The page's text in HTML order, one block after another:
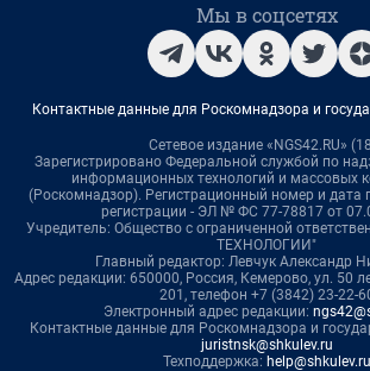
Мы в соцсетях
Контактные данные для Роскомнадзора и
Сетевое издание «NGS42.RU»
Зарегистрировано Федеральной службой по
информационных технологий и массовых
(Роскомнадзор). Регистрационный номер и дата
регистрации - ЭЛ № ФС 77-78817 от
Учредитель: Общество с ограниченной
ТЕХНОЛОГИИ"
Главный редактор: Левчук Александр
Адрес редакции: 650000, Россия, Кемерово, ул. 50
201, телефон +7 (3842) 23-22-
Электронный адрес редакции:
Контактные данные для Роскомнадзора и
juristnsk@shkulev.ru
Техподдержка: help@shkulev.ru